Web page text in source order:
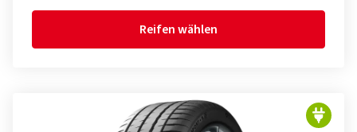
Reifen wählen